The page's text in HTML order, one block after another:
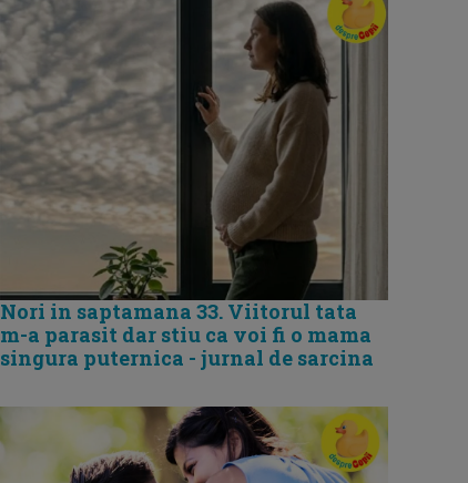
Nori in saptamana 33. Viitorul tata
m-a parasit dar stiu ca voi fi o mama
singura puternica - jurnal de sarcina